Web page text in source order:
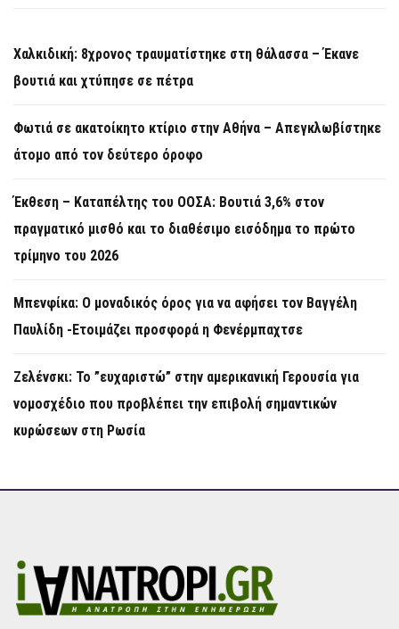
Χαλκιδική: 8χρονος τραυματίστηκε στη θάλασσα – Έκανε
βουτιά και χτύπησε σε πέτρα
Φωτιά σε ακατοίκητο κτίριο στην Αθήνα – Απεγκλωβίστηκε
άτομο από τον δεύτερο όροφο
Έκθεση – Καταπέλτης του ΟΟΣΑ: Βουτιά 3,6% στον
πραγματικό μισθό και το διαθέσιμο εισόδημα το πρώτο
τρίμηνο του 2026
Μπενφίκα: Ο μοναδικός όρος για να αφήσει τον Βαγγέλη
Παυλίδη -Ετοιμάζει προσφορά η Φενέρμπαχτσε
Ζελένσκι: Το ”ευχαριστώ” στην αμερικανική Γερουσία για
νομοσχέδιο που προβλέπει την επιβολή σημαντικών
κυρώσεων στη Ρωσία